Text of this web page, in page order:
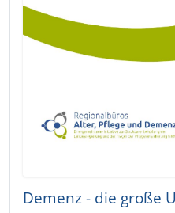
Demenz - die große